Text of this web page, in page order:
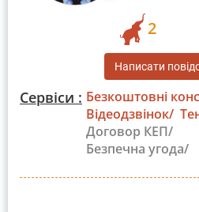
2
Написати
Сервіси : Безкоштовні
Відеодзвінок/
Договор КЕП/
Безпечна угода/